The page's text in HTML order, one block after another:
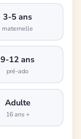
3-5 ans
maternelle
9-12 ans
pré-ado
Adulte
16 ans +